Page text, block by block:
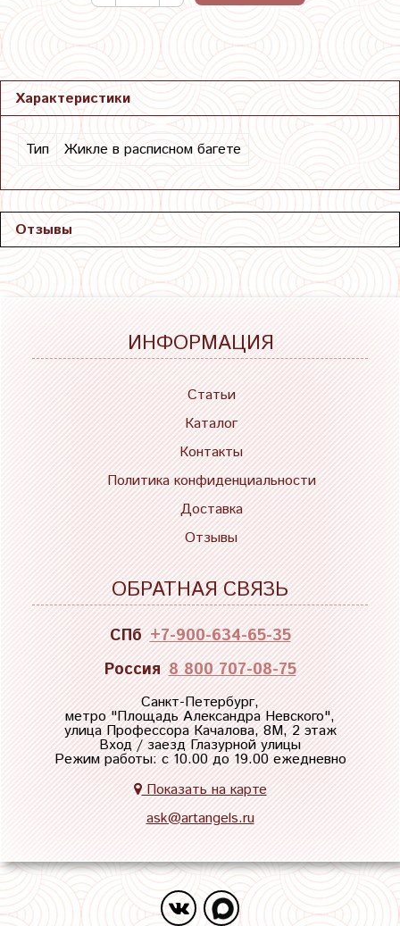
Характеристики
Тип Жикле в расписном багете
Отзывы
ИНФОРМАЦИЯ
Статьи
Каталог
Контакты
Политика конфиденциальности
Доставка
Отзывы
ОБРАТНАЯ СВЯЗЬ
СПб +7-900-634-65-35
Россия 8 800 707-08-75
Санкт-Петербург,
метро "Площадь Александра Невского",
улица Профессора Качалова, 8М, 2 этаж
Вход / заезд Глазурной улицы
Режим работы: с 10.00 до 19.00 ежедневно
Показать на карте
ask@artangels.ru